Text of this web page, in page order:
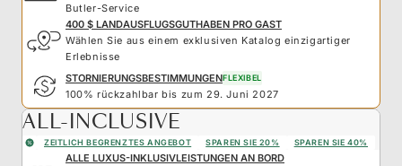
Butler-Service
400 $ LANDAUSFLUGSGUTHABEN PRO GAST
Wählen Sie aus einem exklusiven Katalog einzigartiger
Erlebnisse
STORNIERUNGSBESTIMMUNGENFLEXIBEL
100% rückzahlbar bis zum 29. Juni 2027
ALL-INCLUSIVE
ZEITLICH BEGRENZTES ANGEBOT SPAREN SIE 20% SPAREN SIE 40%
ALLE LUXUS-INKLUSIVLEISTUNGEN AN BORD